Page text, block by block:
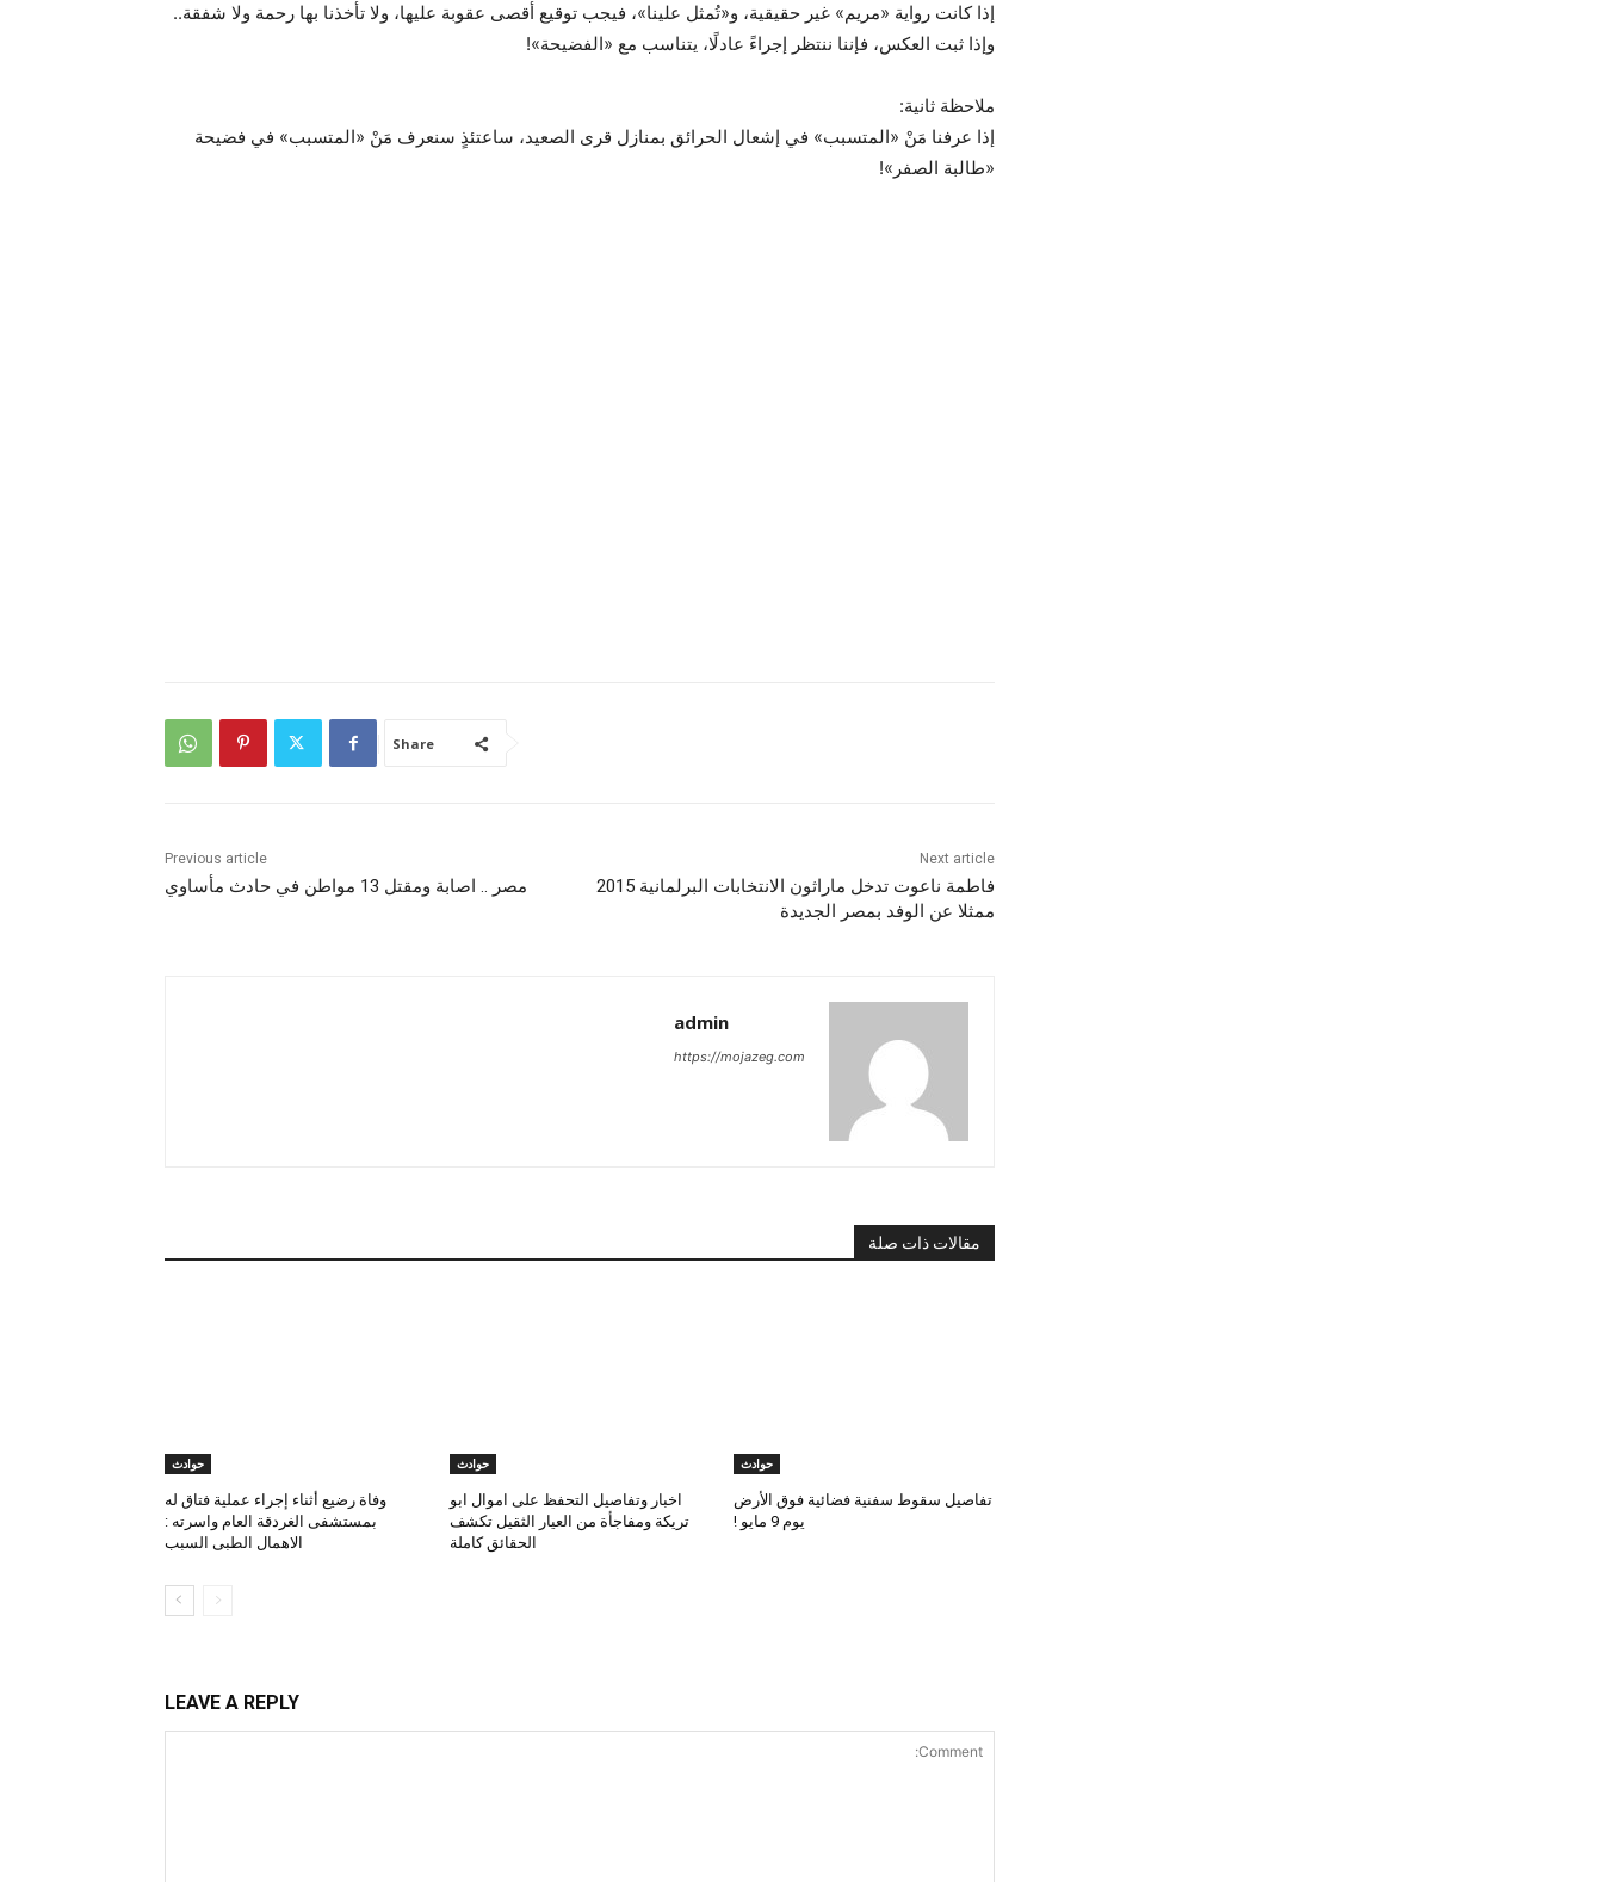
إذا كانت رواية «مريم» غير حقيقية، و«تُمثل علينا»، فيجب توقيع أقصى عقوبة عليها، ولا تأخذنا بها رحمة ولا شفقة..
وإذا ثبت العكس، فإننا ننتظر إجراءً عادلًا، يتناسب مع «الفضيحة»!
ملاحظة ثانية:
إذا عرفنا مَنْ «المتسبب» في إشعال الحرائق بمنازل قرى الصعيد، ساعتئذٍ سنعرف مَنْ «المتسبب» في فضيحة
«طالبة الصفر»!
Share
Previous article
مصر .. اصابة ومقتل 13 مواطن في حادث مأساوي
Next article
فاطمة ناعوت تدخل ماراثون الانتخابات البرلمانية 2015
ممثلا عن الوفد بمصر الجديدة
admin
https://mojazeg.com
مقالات ذات صلة
حوادث
تفاصيل سقوط سفنية فضائية فوق الأرض
يوم 9 مايو !
حوادث
اخبار وتفاصيل التحفظ على اموال ابو
تريكة ومفاجأة من العيار الثقيل تكشف
الحقائق كاملة
حوادث
وفاة رضيع أثناء إجراء عملية فتاق له
بمستشفى الغردقة العام واسرته :
الاهمال الطبى السبب
LEAVE A REPLY